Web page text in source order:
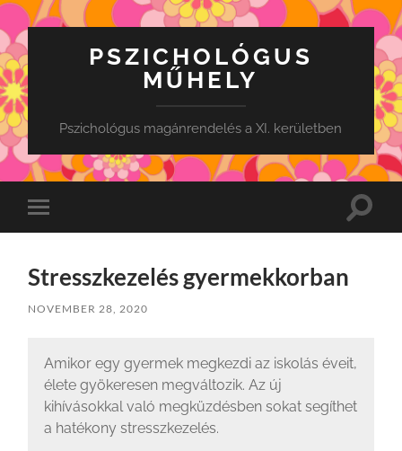
PSZICHOLÓGUS
MŰHELY
Pszichológus magánrendelés a XI. kerületben
Toggle
mobile
Toggle
Stresszkezelés gyermekkorban
NOVEMBER 28, 2020
Amikor egy gyermek megkezdi az iskolás éveit,
élete gyökeresen megváltozik. Az új
kihívásokkal való megküzdésben sokat segíthet
a hatékony stresszkezelés.